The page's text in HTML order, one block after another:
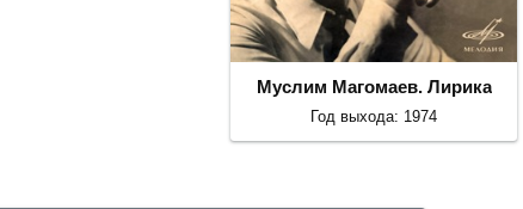
Муслим Магомаев. Лирика
Год выхода: 1974